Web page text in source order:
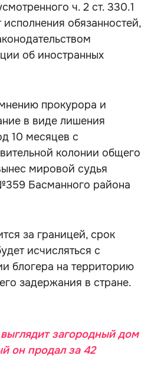
ч. 2 ст. 330.1
обязанностей,
об иностранных
прокурора и
в виде лишения
10 месяцев с
колонии общего
мировой судья
Басманного района
за границей, срок
исчисляться с
блогера на территорию
задержания в стране.
загородный дом
он продал за 42